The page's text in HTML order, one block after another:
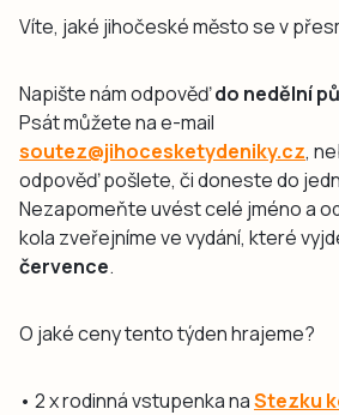
Víte, jaké jihočeské město se v
Napište nám odpověďdo nedělní
Psát můžete na e-mail
soutez@jihocesketydeniky.cz,
odpověď pošlete, či doneste do
Nezapomeňte uvést celé jméno a
kola zveřejníme ve vydání, které
července.
O jaké ceny tento týden hrajeme?
• 2 x rodinná vstupenka naStezku